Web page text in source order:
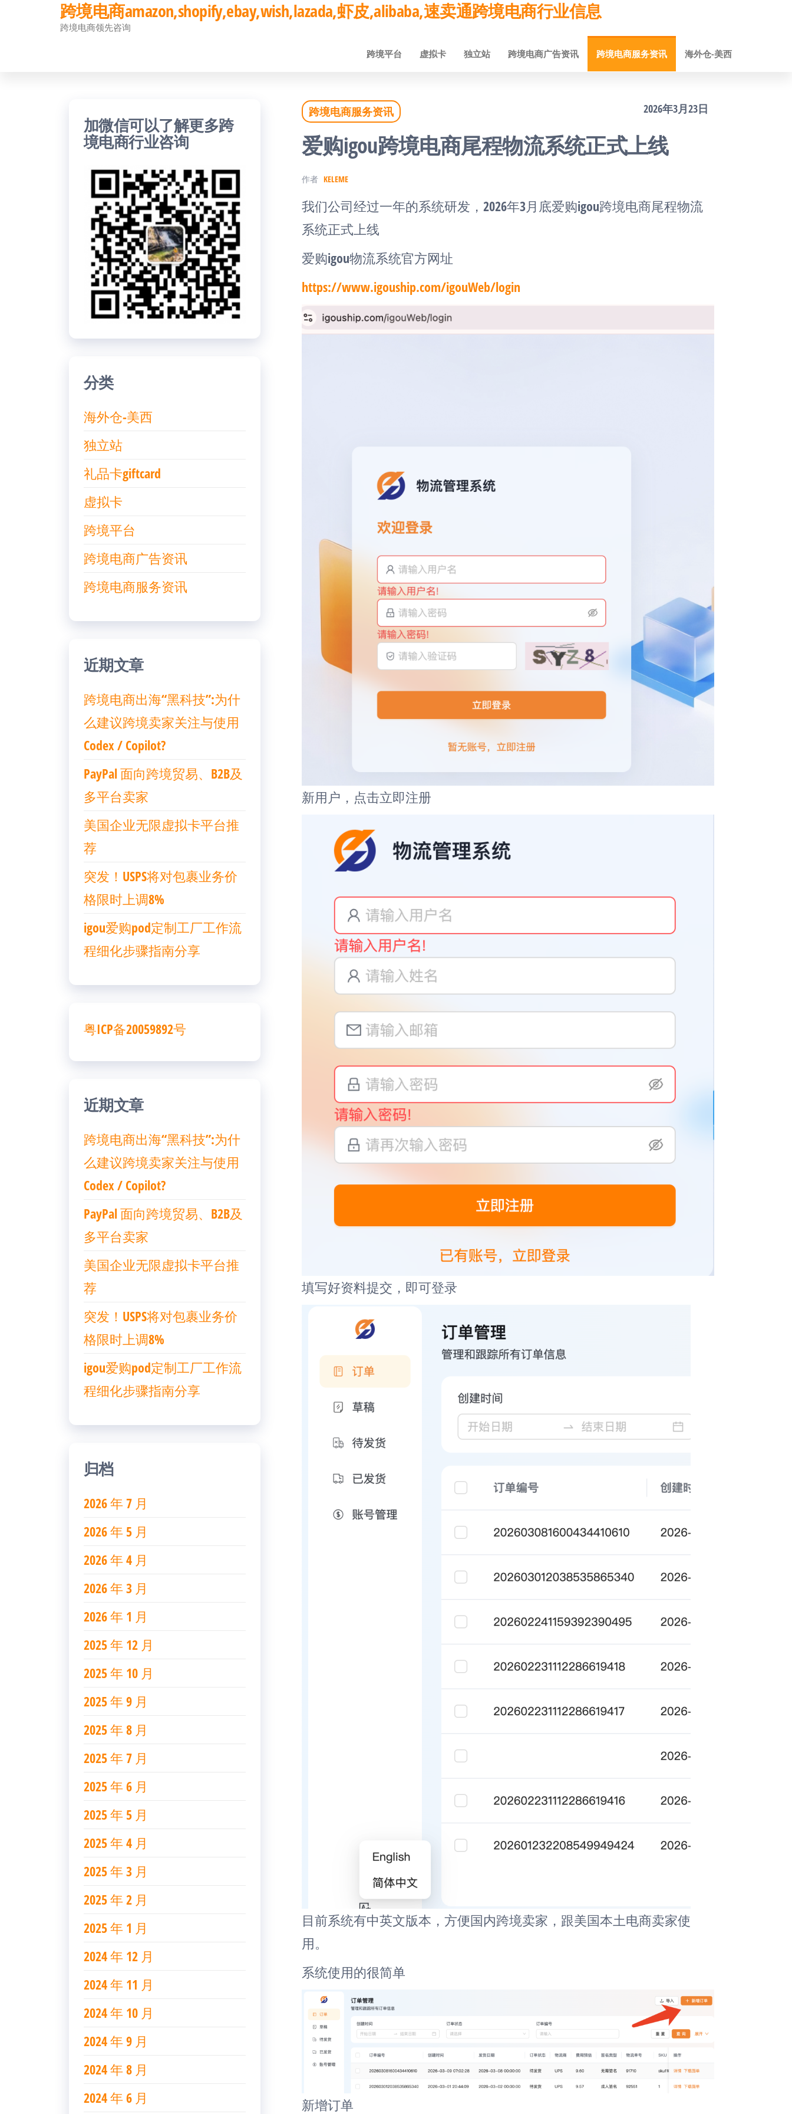
跨境电商amazon,shopify,ebay,wish,lazada,虾皮,alibaba,速卖通跨境电商行业信息
跨境电商领先咨询
跨境平台 虚拟卡 独立站 跨境电商广告资讯 跨境电商服务资讯 海外仓-美西
跨境电商服务资讯 2026年3月23日
爱购igou跨境电商尾程物流系统正式上线
作者 KELEME
我们公司经过一年的系统研发，2026年3月底爱购igou跨境电商尾程物流
系统正式上线
爱购igou物流系统官方网址
https://www.igouship.com/igouWeb/login
新用户，点击立即注册
填写好资料提交，即可登录
目前系统有中英文版本，方便国内跨境卖家，跟美国本土电商卖家使
用。
系统使用的很简单
新增订单
加微信可以了解更多跨
境电商行业咨询
分类
海外仓-美西
独立站
礼品卡giftcard
虚拟卡
跨境平台
跨境电商广告资讯
跨境电商服务资讯
近期文章
跨境电商出海“黑科技”:为什
么建议跨境卖家关注与使用
Codex / Copilot?
PayPal 面向跨境贸易、B2B及
多平台卖家
美国企业无限虚拟卡平台推
荐
突发！USPS将对包裹业务价
格限时上调8%
igou爱购pod定制工厂工作流
程细化步骤指南分享
粤ICP备20059892号
近期文章
跨境电商出海“黑科技”:为什
么建议跨境卖家关注与使用
Codex / Copilot?
PayPal 面向跨境贸易、B2B及
多平台卖家
美国企业无限虚拟卡平台推
荐
突发！USPS将对包裹业务价
格限时上调8%
igou爱购pod定制工厂工作流
程细化步骤指南分享
归档
2026 年 7 月
2026 年 5 月
2026 年 4 月
2026 年 3 月
2026 年 1 月
2025 年 12 月
2025 年 10 月
2025 年 9 月
2025 年 8 月
2025 年 7 月
2025 年 6 月
2025 年 5 月
2025 年 4 月
2025 年 3 月
2025 年 2 月
2025 年 1 月
2024 年 12 月
2024 年 11 月
2024 年 10 月
2024 年 9 月
2024 年 8 月
2024 年 6 月